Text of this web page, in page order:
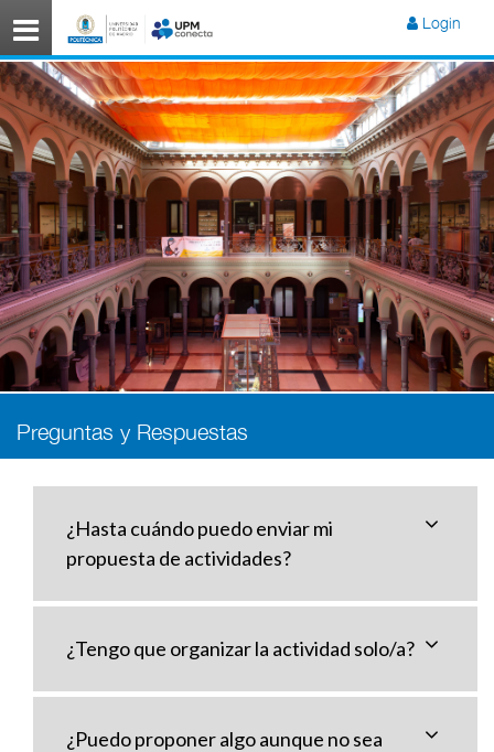
Menú Login
Preguntas y Respuestas
¿Hasta cuándo puedo enviar mi
propuesta de actividades?
¿Tengo que organizar la actividad solo/a?
¿Puedo proponer algo aunque no sea